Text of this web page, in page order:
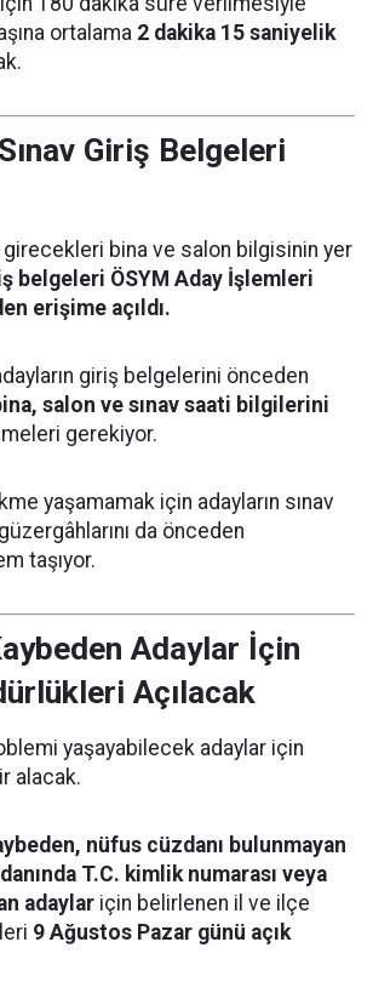
ortalama 2 dakika 15 saniyelik
Giriş Belgeleri
girecekleri bina ve salon bilgisinin yer
belgeleri ÖSYM Aday İşlemleri
erişime açıldı.
giriş belgelerini önceden
salon ve sınav saati bilgilerini
gerekiyor.
yaşamamak için adayların sınav
da önceden
taşıyor.
Adaylar İçin
Açılacak
yaşayabilecek adaylar için
alacak.
nüfus cüzdanı bulunmayan
T.C. kimlik numarası veya
adaylar için belirlenen il ve ilçe
9 Ağustos Pazar günü açık